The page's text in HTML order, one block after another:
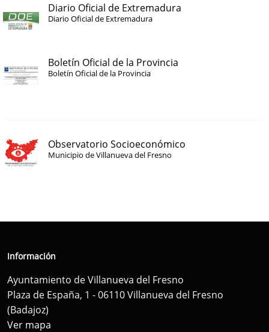
Diario Oficial de Extremadura
Diario Oficial de Extremadura
Boletín Oficial de la Provincia
Boletín Oficial de la Provincia
Observatorio Socioeconómico
Municipio de Villanueva del Fresno
Información
Ayuntamiento de Villanueva del Fresno
Plaza de España, 1 - 06110 Villanueva del Fresno
(Badajoz)
Ver mapa